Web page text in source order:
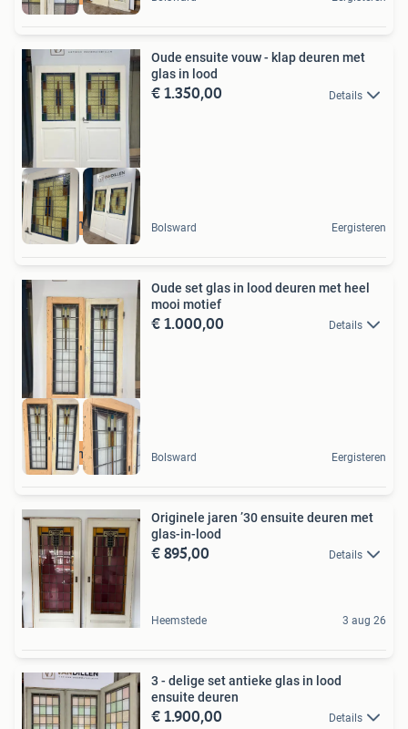
Unieke materialen
Oude ensuite vouw - klap deuren met
glas in lood
€ 1.350,00 Details
Bolsward Eergisteren
Oude set glas in lood deuren met heel
mooi motief
€ 1.000,00 Details
Bolsward Eergisteren
Originele jaren ’30 ensuite deuren met
glas-in-lood
€ 895,00 Details
Heemstede 3 aug 26
3 - delige set antieke glas in lood
ensuite deuren
€ 1.900,00 Details